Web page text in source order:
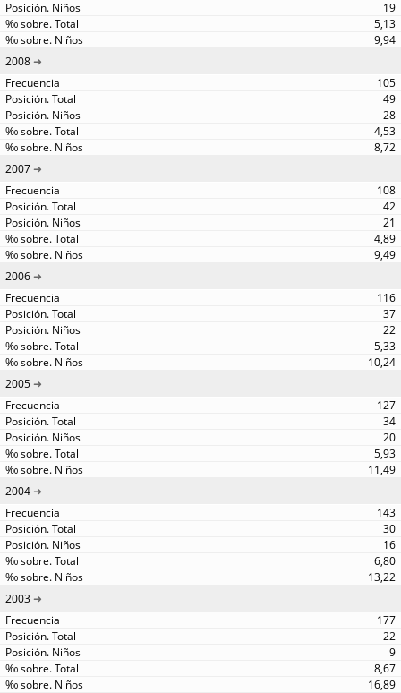
19
5,13
9,94
2008
105
49
28
4,53
8,72
2007
108
42
21
4,89
9,49
2006
116
37
22
5,33
10,24
2005
127
34
20
5,93
11,49
2004
143
30
16
6,80
13,22
2003
177
22
9
8,67
16,89